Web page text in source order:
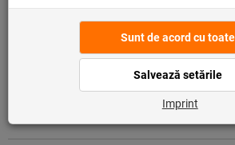
Detalii despre produs